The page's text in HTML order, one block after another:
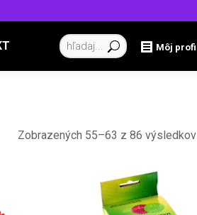
Vyhľadávanie: Môj profil
Zobrazených 55–63 z 86 výsledkov